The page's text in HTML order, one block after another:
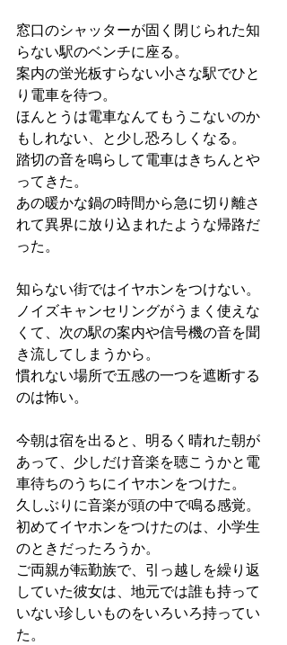
窓口のシャッターが固く閉じられた知
らない駅のベンチに座る。
案内の蛍光板すらない小さな駅でひと
り電車を待つ。
ほんとうは電車なんてもうこないのか
もしれない、と少し恐ろしくなる。
踏切の音を鳴らして電車はきちんとや
ってきた。
あの暖かな鍋の時間から急に切り離さ
れて異界に放り込まれたような帰路だ
った。
知らない街ではイヤホンをつけない。
ノイズキャンセリングがうまく使えな
くて、次の駅の案内や信号機の音を聞
き流してしまうから。
慣れない場所で五感の一つを遮断する
のは怖い。
今朝は宿を出ると、明るく晴れた朝が
あって、少しだけ音楽を聴こうかと電
車待ちのうちにイヤホンをつけた。
久しぶりに音楽が頭の中で鳴る感覚。
初めてイヤホンをつけたのは、小学生
のときだったろうか。
ご両親が転勤族で、引っ越しを繰り返
していた彼女は、地元では誰も持って
いない珍しいものをいろいろ持ってい
た。